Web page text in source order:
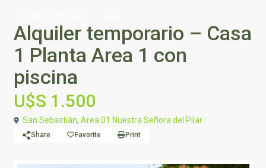
Alquiler temporario – Casa
1 Planta Area 1 con
piscina
U$S 1.500
San Sebastián, Area 01 Nuestra Señora del Pilar
Share Favorite Print